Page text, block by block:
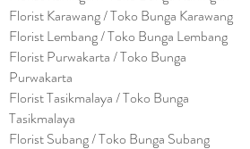
Florist Karawang / Toko Bunga Karawang
Florist Lembang / Toko Bunga Lembang
Florist Purwakarta / Toko Bunga
Purwakarta
Florist Tasikmalaya / Toko Bunga
Tasikmalaya
Florist Subang / Toko Bunga Subang